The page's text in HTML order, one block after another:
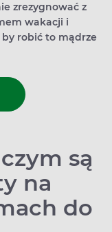
zrezygnować z
wakacji i
robić to mądrze
są
na
do